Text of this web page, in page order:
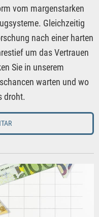
vom margenstarken
Gleichzeitig
nach einer harten
um das Vertrauen
Sie in unserem
warten und wo
droht.